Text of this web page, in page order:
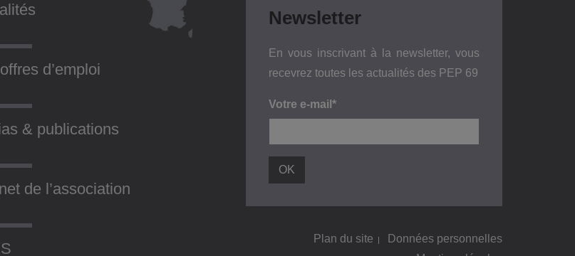
d’emploi
& publications
de l’association
Newsletter
En vous inscrivant à la newsletter, vous
recevrez toutes les actualités des PEP 69
Votre e-mail*
Plan du site
Données personnelles